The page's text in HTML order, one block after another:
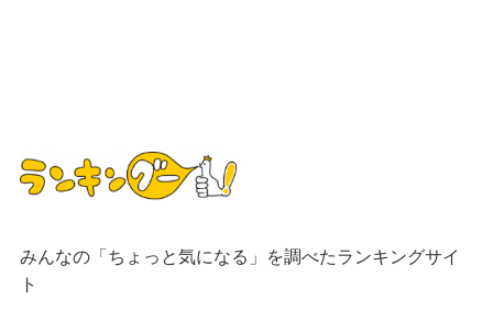
みんなの「ちょっと気になる」を調べたランキングサイ
ト